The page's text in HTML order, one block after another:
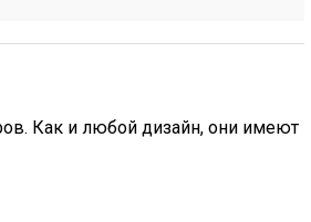
Как и любой дизайн, они имеют